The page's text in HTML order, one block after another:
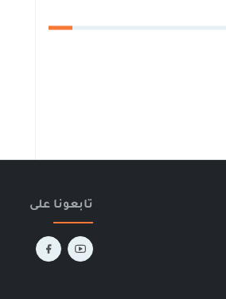
تابعونا على